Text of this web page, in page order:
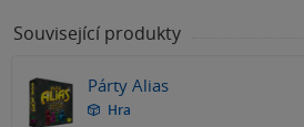
Související produkty
Párty Alias
Hra